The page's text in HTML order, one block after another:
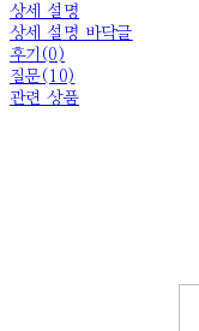
상세 설명
상세 설명 바닥글
후기(0)
질문(10)
관련 상품